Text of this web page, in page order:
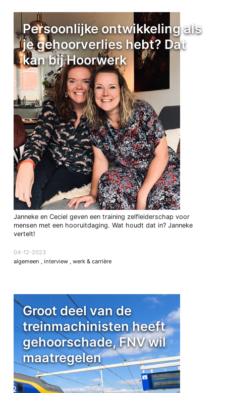
Persoonlijke ontwikkeling als
je gehoorverlies hebt? Dat
kan bij Hoorwerk
Janneke en Ceciel geven een training zelfleiderschap voor
mensen met een hooruitdaging. Wat houdt dat in? Janneke
vertelt!
04-12-2023
algemeen
interview werk & carrière
Groot deel van de
treinmachinisten heeft
gehoorschade, FNV wil
maatregelen